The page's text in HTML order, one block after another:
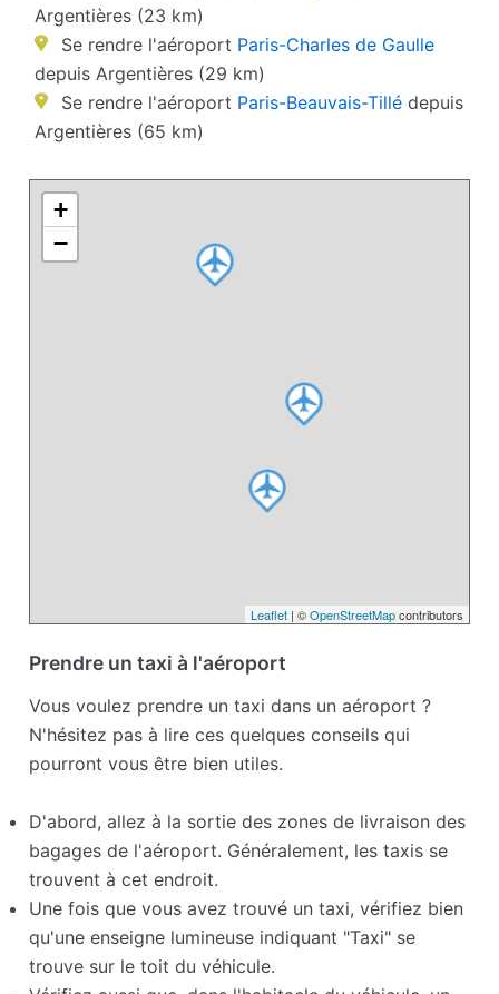
Argentières (23 km)
Se rendre l'aéroport Paris-Charles de Gaulle
depuis Argentières (29 km)
Se rendre l'aéroport Paris-Beauvais-Tillé depuis
Argentières (65 km)
+
−
Leaflet| ©OpenStreetMapcontributors
Prendre un taxi à l'aéroport
Vous voulez prendre un taxi dans un aéroport ?
N'hésitez pas à lire ces quelques conseils qui
pourront vous être bien utiles.
D'abord, allez à la sortie des zones de livraison des
bagages de l'aéroport. Généralement, les taxis se
trouvent à cet endroit.
Une fois que vous avez trouvé un taxi, vérifiez bien
qu'une enseigne lumineuse indiquant "Taxi" se
trouve sur le toit du véhicule.